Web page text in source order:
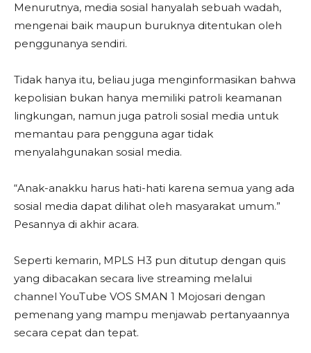
Menurutnya, media sosial hanyalah sebuah wadah,
mengenai baik maupun buruknya ditentukan oleh
penggunanya sendiri.
Tidak hanya itu, beliau juga menginformasikan bahwa
kepolisian bukan hanya memiliki patroli keamanan
lingkungan, namun juga patroli sosial media untuk
memantau para pengguna agar tidak
menyalahgunakan sosial media.
“Anak-anakku harus hati-hati karena semua yang ada
sosial media dapat dilihat oleh masyarakat umum.”
Pesannya di akhir acara.
Seperti kemarin, MPLS H3 pun ditutup dengan quis
yang dibacakan secara live streaming melalui
channel YouTube VOS SMAN 1 Mojosari dengan
pemenang yang mampu menjawab pertanyaannya
secara cepat dan tepat.